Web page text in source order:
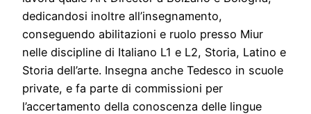
dedicandosi inoltre all’insegnamento,
conseguendo abilitazioni e ruolo presso Miur
nelle discipline di Italiano L1 e L2, Storia, Latino e
Storia dell’arte. Insegna anche Tedesco in scuole
private, e fa parte di commissioni per
l’accertamento della conoscenza delle lingue